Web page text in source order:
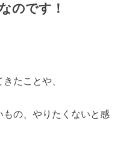
のです！
たことや、
の、やりたくないと感